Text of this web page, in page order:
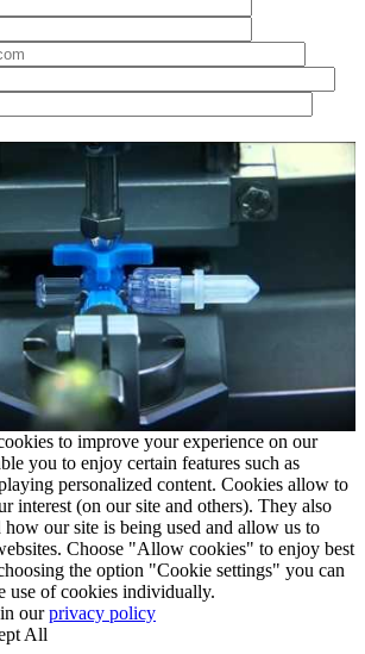
to improve your experience on our
you to enjoy certain features such as
personalized content. Cookies allow to
interest (on our site and others). They also
how our site is being used and allow us to
Choose "Allow cookies" to enjoy best
the option "Cookie settings" you can
use of cookies individually.
ourprivacy policy
All